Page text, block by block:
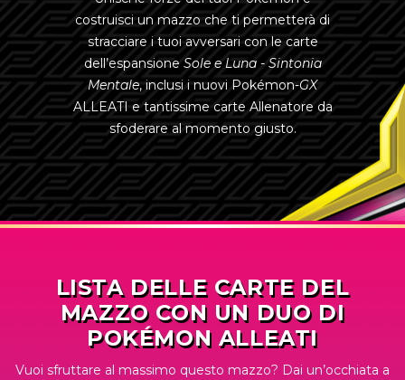
costruisci un mazzo che ti permetterà di
stracciare i tuoi avversari con le carte
dell’espansione Sole e Luna - Sintonia
Mentale, inclusi i nuoviPokémon-GX
ALLEATI e tantissime carte Allenatore da
sfoderare al momento giusto.
LISTA DELLE CARTE DEL
MAZZO CON UN DUO DI
POKÉMON ALLEATI
Vuoi sfruttare al massimo questo mazzo? Dai un’occhiata a